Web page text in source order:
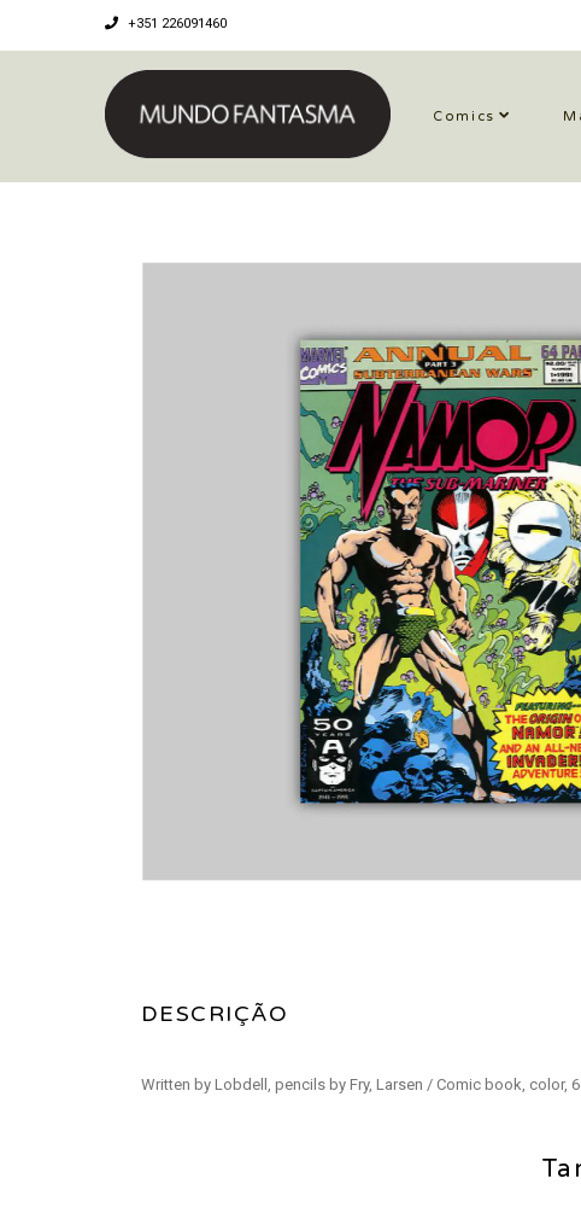
+351 226091460
Comics
DESCRIÇÃO
Written by Lobdell, pencils by Fry, Larsen / Comic book, color,